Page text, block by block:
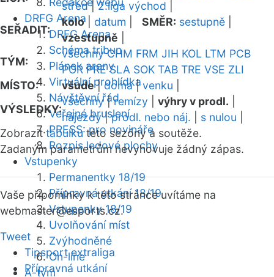
DRFG Arena
DRFG Arena
Schéma tribun
Plánek areny
Virtuální prohlídka
Návštěvní řád
Veřejné bruslení
PRESS: pro novináře
Rozpis ledové plochy
Vstupenky
Permanentky 18/19
Přípravná utkání 18/19
Vstupenky 18/19
Uvolňování míst
Zvýhodněné
On-line
A-tým
střed|2.liga východ
SEŘADIT:
kolo| datum SMĚR: sestupně
vzestupně
TÝM:
všechny CHM FRM JIH KOL LTM PCB
POR PRE SLA SOK TAB TRE VSE ZLI
MÍSTO:
všude|doma|venku
VÝSLEDKY:
všechny|remízy výhry v prodl.
nájezdy|prodl. nebo náj. s nulou
Zobrazittabulkutéto sezóny a soutěže.
Zadaným parametrům nevyhovuje žádný zápas.
Vaše připomínky k této stránce uvítáme na
webmaster@esports.cz.
Tweet
Tipsport extraliga
Přípravná utkání